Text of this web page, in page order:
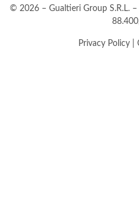
© 2026 – Gualtieri Group S.R.L.
Privacy Policy|